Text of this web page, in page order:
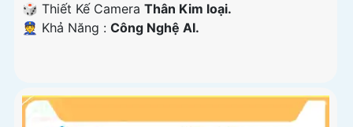
🎲 Thiết Kế Camera Thân Kim loại.
️👮 Khả Năng : Công Nghệ AI.